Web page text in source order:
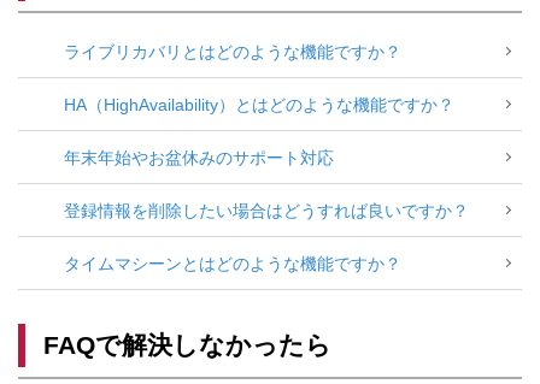
ライブリカバリとはどのような機能ですか？
HA（HighAvailability）とはどのような機能ですか？
年末年始やお盆休みのサポート対応
登録情報を削除したい場合はどうすれば良いですか？
タイムマシーンとはどのような機能ですか？
FAQで解決しなかったら